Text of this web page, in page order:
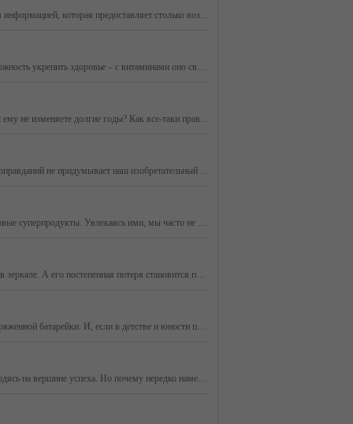
Очень занят – значит при деле, добьешься своего, получишь результат. Многие разделяют такое мнение о занятости. В мире, перенасыщенном информацией, которая предоставляет столько возможностей, нельзя быть не занятым. Иначе можно что-то пропустить, не успеть, остановиться на полпути. Но что стоит за с
Лето и осень – самое время насытить организм витаминами, которыми буквально изобилуют свежие фрукты и овощи. Нельзя упускать возможность укрепить здоровье – с витаминами оно связано напрямую. Находясь в составе ферментов, эти вещества влияют на все процессы жизнедеятельности, и даже маленький недост
Вы считаете, что ароматов много не бывает, и все время пополняете свою парфюмерную коллекцию? Или у вас один - любимый аромат и вы ему не изменяете долгие годы? Как все-таки правильно, нужен ли человеку целый парфюмерный гардероб? И, главное: что необходимо знать, чтобы запах ваших духов радовал вас
Ситуация, когда не можешь заставить себя взяться за работу, знакома многим. «Потом», «еще успею», «сегодня не время…», - каких только оправданий не придумывает наш изобретательный мозг, уводя от решения проблемы, особенно если она не из легких.
Быть здоровым и молодым как можно дольше – тренд сегодняшнего дня. Под прицелом внимания человечества чудодейственные диеты и новые суперпродукты. Увлекаясь ими, мы часто не придаем значения тому, что уже есть на нашем столе.
Коллаген – вещество номер один, если речь идет о молодости кожи. Именно благодаря ему мы радуемся, видя отражение своего юного лица в зеркале. А его постепенная потеря становится причиной нашего огорчения, когда замечаем первые признаки старения. Гибкие белковые волокна коллагена и эластина, пересек
Насколько важен качественный сон, мы начинаем понимать, когда уходит способность мгновенно засыпать и просыпаться с энергией вновь заряженной батарейки. И, если в детстве и юности приходилось даже сопротивляться этому, как казалось тогда, вору нашего времени, то с возрастом воспринимаем его как благ
Необходимость принять и полюбить себя сегодня осознают многие. Ведь без этого вряд ли получится быть счастливым человеком, даже находясь на вершине успеха. Но почему нередко намерение изменить отношение к себе не приводит к результату? Неужели полюбить себя так сложно?